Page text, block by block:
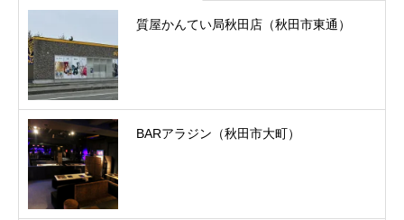
質屋かんてい局秋田店（秋田市東通）
BARアラジン（秋田市大町）